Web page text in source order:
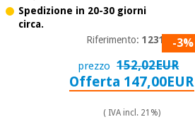
Spedizione in 20-30 giorni
circa.
Riferimento:12316 -3%
prezzo 152,02EUR
Offerta 147,00EUR
( IVA incl. 21%)